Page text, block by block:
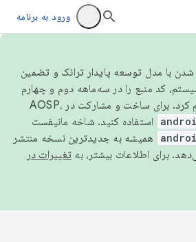
ورود به برنامه
همسو شدن با مدل توسعه پایدار ترانک و تضمین
کد منبع را در سه‌ماهه دوم و چهارم
استفاده کنید. شاخه مانیفست
همیشه به جدیدترین نسخه منتشر
تغییرات در